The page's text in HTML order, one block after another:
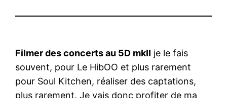
Filmer des concerts au 5D mkII je le fais
souvent, pour Le HibOO et plus rarement
pour Soul Kitchen, réaliser des captations,
plus rarement. Je vais donc profiter de ma